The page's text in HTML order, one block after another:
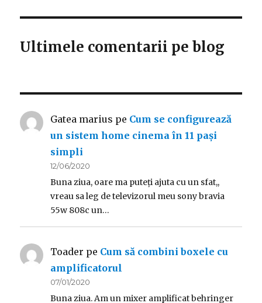
Ultimele comentarii pe blog
Gatea marius pe Cum se configurează
un sistem home cinema în 11 pași
simpli
12/06/2020
Buna ziua, oare ma puteți ajuta cu un sfat,,
vreau sa leg de televizorul meu sony bravia
55w 808c un…
Toader pe Cum să combini boxele cu
amplificatorul
07/01/2020
Buna ziua. Am un mixer amplificat behringer